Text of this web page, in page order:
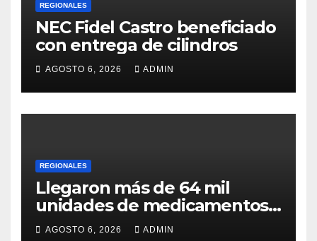
REGIONALES
NEC Fidel Castro beneficiado
con entrega de cilindros
AGOSTO 6, 2026 ADMIN
REGIONALES
Llegaron más de 64 mil
unidades de medicamentos
e insumos
AGOSTO 6, 2026 ADMIN